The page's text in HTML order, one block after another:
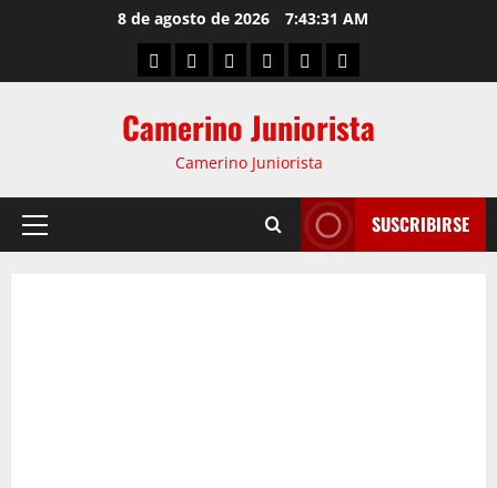
8 de agosto de 2026 7:43:31 AM
Camerino Juniorista
Camerino Juniorista
SUSCRIBIRSE